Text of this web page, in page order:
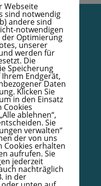
– Bestellformular
Webseite
sind notwendig
andere sind
notwendigen
der Optimierung
unserer
werden für
Die
Speicherung
Endgerät,
Daten
Klicken Sie
in den Einsatz
ablehnen“,
Sie
verwalten“
der von uns
Cookies erhalten
aufrufen. Sie
jederzeit
nachträglich
in der